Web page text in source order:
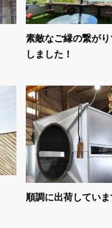
素敵なご縁の繋が
しました！
順調に出荷していま